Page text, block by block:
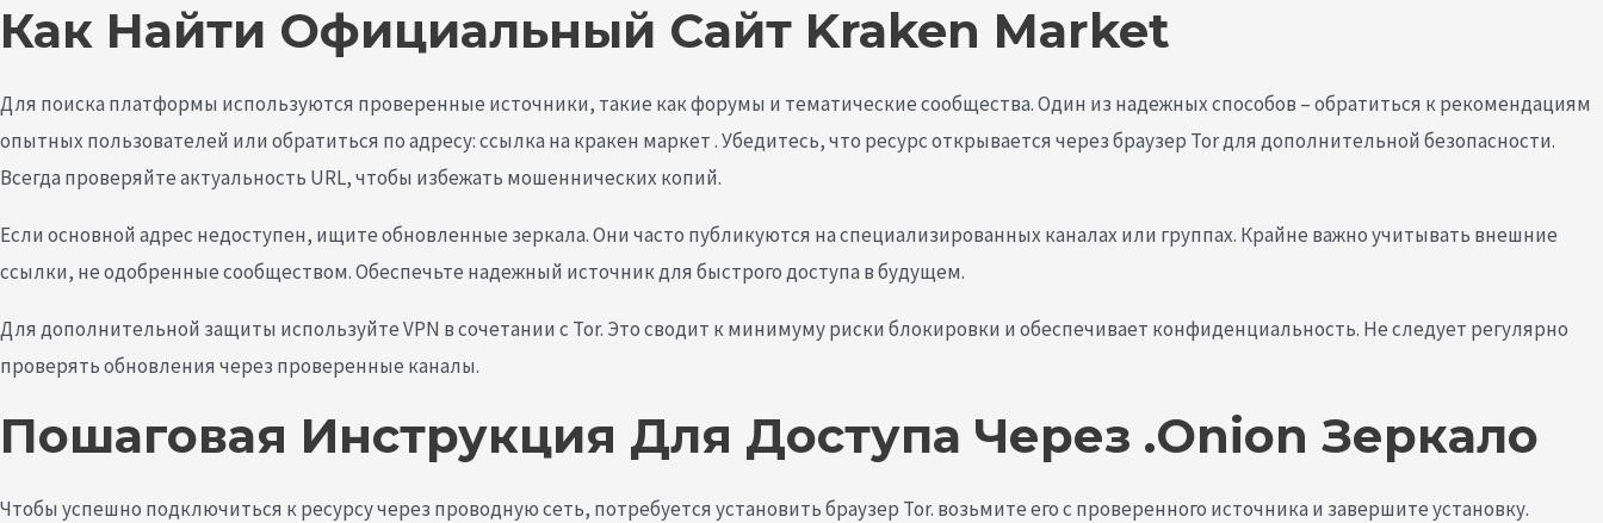
Как Найти Официальный Сайт Kraken Market
Для поиска платформы используются проверенные источники, такие как форумы и тематические сообщества. Один из надежных способов – обратиться к рекомендациям
опытных пользователей или обратиться по адресу: ссылка на кракен маркет . Убедитесь, что ресурс открывается через браузер Tor для дополнительной безопасности.
Всегда проверяйте актуальность URL, чтобы избежать мошеннических копий.
Если основной адрес недоступен, ищите обновленные зеркала. Они часто публикуются на специализированных каналах или группах. Крайне важно учитывать внешние
ссылки, не одобренные сообществом. Обеспечьте надежный источник для быстрого доступа в будущем.
Для дополнительной защиты используйте VPN в сочетании с Tor. Это сводит к минимуму риски блокировки и обеспечивает конфиденциальность. Не следует регулярно
проверять обновления через проверенные каналы.
Пошаговая Инструкция Для Доступа Через .onion Зеркало
Чтобы успешно подключиться к ресурсу через проводную сеть, потребуется установить браузер Tor. возьмите его с проверенного источника и завершите установку.